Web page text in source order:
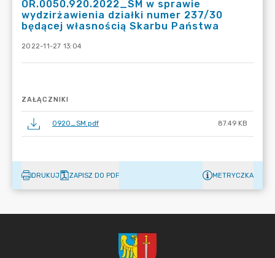
OR.0050.920.2022_SM w sprawie
wydzirżawienia działki numer 237/30
będącej własnością Skarbu Państwa
2022-11-27 13:04
ZAŁĄCZNIKI
0920_SM.pdf 87.49 KB
DRUKUJ ZAPISZ DO PDF METRYCZKA